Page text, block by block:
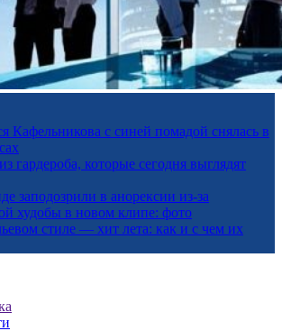
Кафельникова с синей помадой снялась в
гардероба, которые сегодня выглядят
заподозрили в анорексии из-за
худобы в новом клипе: фото
стиле — хит лета: как и с чем их